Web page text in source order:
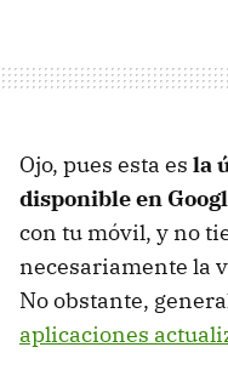
Ojo, pues esta es la
disponible en
con tu móvil, y no
necesariamente la
No obstante,
aplicaciones